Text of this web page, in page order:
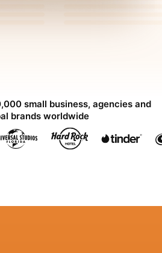
small business, agencies and
brands worldwide